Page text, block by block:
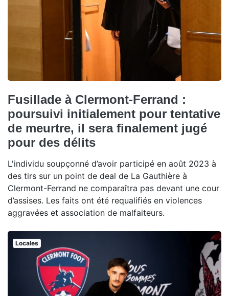
Fusillade à Clermont-Ferrand :
poursuivi initialement pour tentative
de meurtre, il sera finalement jugé
pour des délits
L'individu soupçonné d’avoir participé en août 2023 à
des tirs sur un point de deal de La Gauthière à
Clermont-Ferrand ne comparaîtra pas devant une cour
d’assises. Les faits ont été requalifiés en violences
aggravées et association de malfaiteurs.
Locales